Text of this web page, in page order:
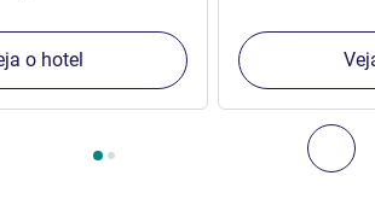
nossos outros estabelecimentos nas
nossos outros estabelecimentos nas
o hotel